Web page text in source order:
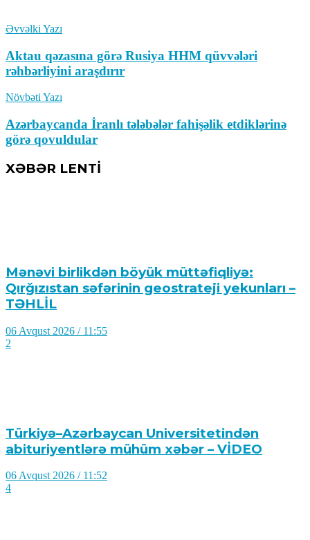
Əvvəlki Yazı
Aktau qəzasına görə Rusiya HHM qüvvələri
rəhbərliyini araşdırır
Növbəti Yazı
Azərbaycanda İranlı tələbələr fahişəlik etdiklərinə
görə qovuldular
XƏBƏR LENTİ
Mənəvi birlikdən böyük müttəfiqliyə:
Qırğızıstan səfərinin geostrateji yekunları –
TƏHLİL
06 Avqust 2026 / 11:55
2
Türkiyə–Azərbaycan Universitetindən
abituriyentlərə mühüm xəbər – VİDEO
06 Avqust 2026 / 11:52
4